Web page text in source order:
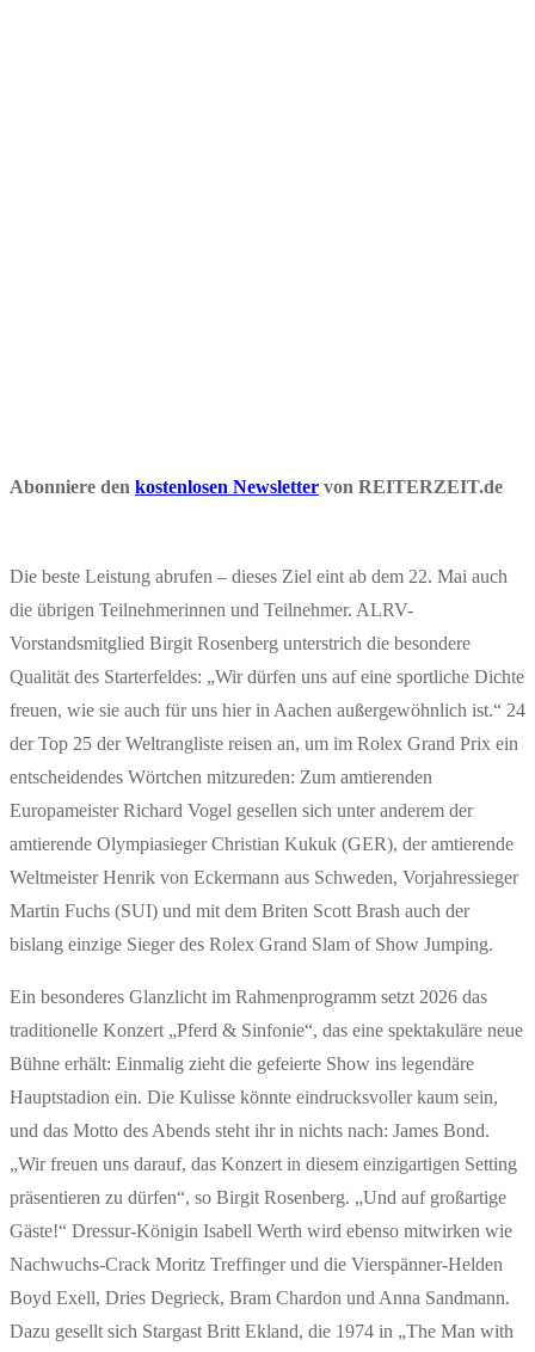
Abonniere den kostenlosen Newsletter von REITERZEIT.de
Die beste Leistung abrufen – dieses Ziel eint ab dem 22. Mai auch
die übrigen Teilnehmerinnen und Teilnehmer. ALRV-
Vorstandsmitglied Birgit Rosenberg unterstrich die besondere
Qualität des Starterfeldes: „Wir dürfen uns auf eine sportliche Dichte
freuen, wie sie auch für uns hier in Aachen außergewöhnlich ist.“ 24
der Top 25 der Weltrangliste reisen an, um im Rolex Grand Prix ein
entscheidendes Wörtchen mitzureden: Zum amtierenden
Europameister Richard Vogel gesellen sich unter anderem der
amtierende Olympiasieger Christian Kukuk (GER), der amtierende
Weltmeister Henrik von Eckermann aus Schweden, Vorjahressieger
Martin Fuchs (SUI) und mit dem Briten Scott Brash auch der
bislang einzige Sieger des Rolex Grand Slam of Show Jumping.
Ein besonderes Glanzlicht im Rahmenprogramm setzt 2026 das
traditionelle Konzert „Pferd & Sinfonie“, das eine spektakuläre neue
Bühne erhält: Einmalig zieht die gefeierte Show ins legendäre
Hauptstadion ein. Die Kulisse könnte eindrucksvoller kaum sein,
und das Motto des Abends steht ihr in nichts nach: James Bond.
„Wir freuen uns darauf, das Konzert in diesem einzigartigen Setting
präsentieren zu dürfen“, so Birgit Rosenberg. „Und auf großartige
Gäste!“ Dressur-Königin Isabell Werth wird ebenso mitwirken wie
Nachwuchs-Crack Moritz Treffinger und die Vierspänner-Helden
Boyd Exell, Dries Degrieck, Bram Chardon und Anna Sandmann.
Dazu gesellt sich Stargast Britt Ekland, die 1974 in „The Man with